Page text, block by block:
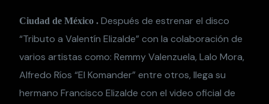
Ciudad de México . Después de estrenar el disco
“Tributo a Valentín Elizalde” con la colaboración de
varios artistas como: Remmy Valenzuela, Lalo Mora,
Alfredo Ríos “El Komander” entre otros, llega su
hermano Francisco Elizalde con el video oficial de